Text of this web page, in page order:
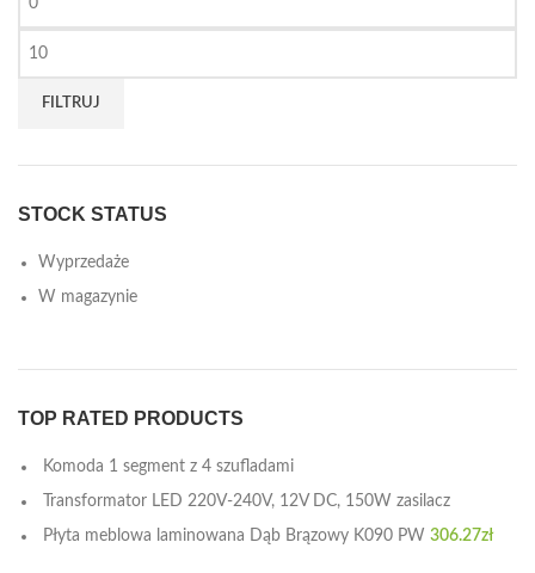
FILTRUJ
STOCK STATUS
Wyprzedaże
W magazynie
TOP RATED PRODUCTS
Komoda 1 segment z 4 szufladami
Transformator LED 220V-240V, 12V DC, 150W zasilacz
Płyta meblowa laminowana Dąb Brązowy K090 PW 306.27zł